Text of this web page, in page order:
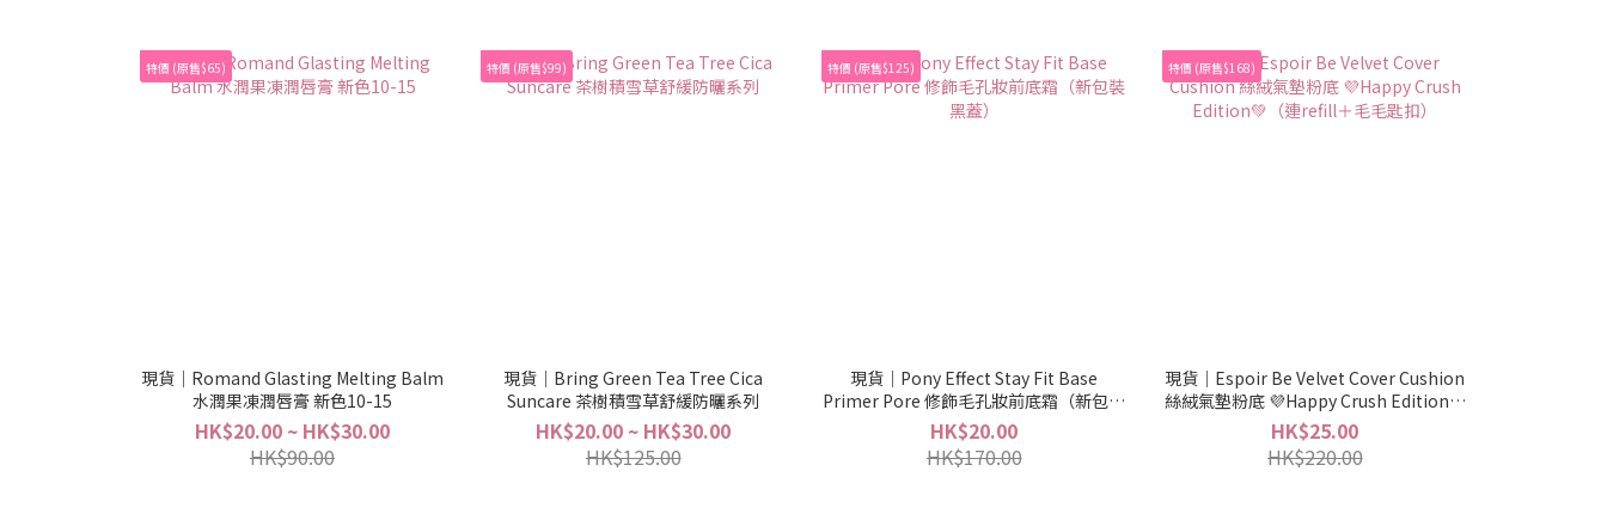
特價 (原售$65)
現貨｜Romand Glasting Melting Balm
水潤果凍潤唇膏 新色10-15
HK$20.00 ~ HK$30.00
HK$90.00
特價 (原售$99)
現貨｜Bring Green Tea Tree Cica
Suncare 茶樹積雪草舒緩防曬系列
HK$20.00 ~ HK$30.00
HK$125.00
特價 (原售$125)
現貨｜Pony Effect Stay Fit Base
Primer Pore 修飾毛孔妝前底霜（新包裝
黑蓋）
HK$20.00
HK$170.00
特價 (原售$168)
現貨｜Espoir Be Velvet Cover Cushion
絲絨氣墊粉底 💜Happy Crush Edition💚
（連refill＋毛毛匙扣）
HK$25.00
HK$220.00